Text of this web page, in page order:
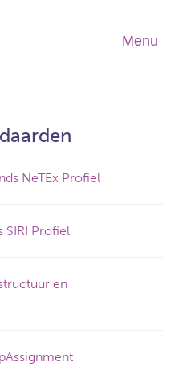
Menu
NeTEx Profiel
SIRI Profiel
en